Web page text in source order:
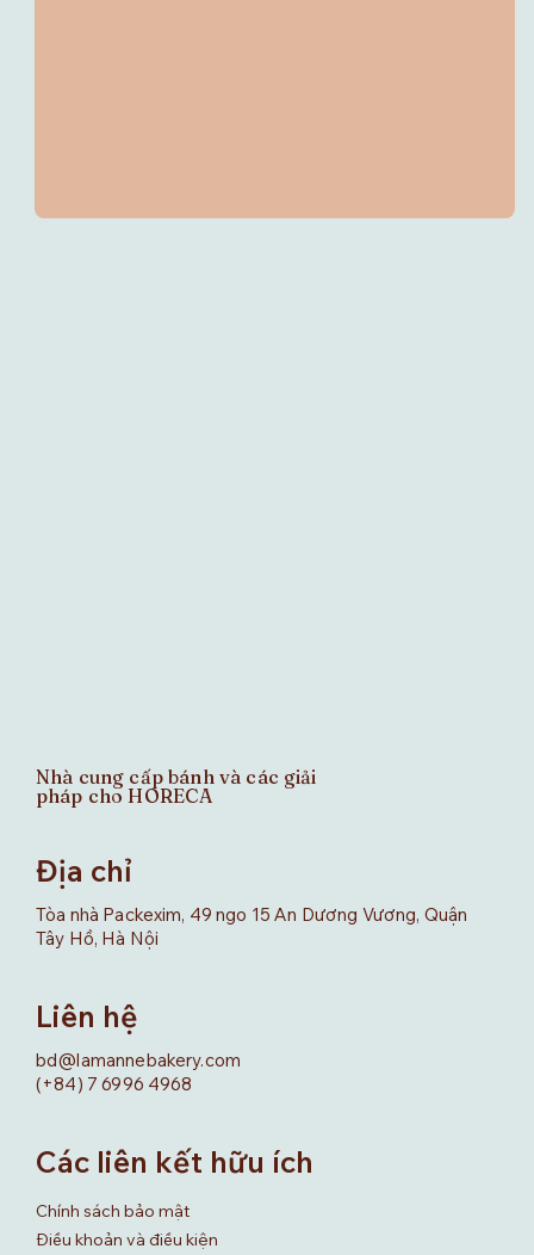
Nhà cung cấp bánh và các giải
pháp cho HORECA
Địa chỉ
Tòa nhà Packexim, 49 ngo 15 An Dương Vương, Quận
Tây Hồ, Hà Nội
Liên hệ
bd@lamannebakery.com
(+84) 7 6996 4968
Các liên kết hữu ích
Chính sách bảo mật
Điều khoản và điều kiện